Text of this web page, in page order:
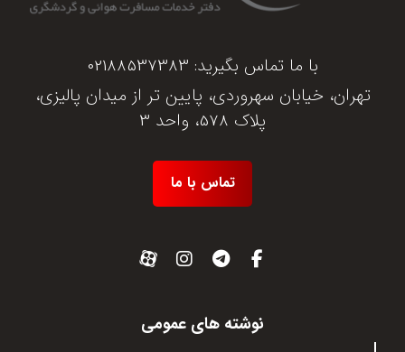
با ما تماس بگیرید: 02188537383
تهران، خیابان سهروردی، پایین تر از میدان پالیزی،
پلاک 578، واحد 3
تماس با ما
نوشته های عمومی